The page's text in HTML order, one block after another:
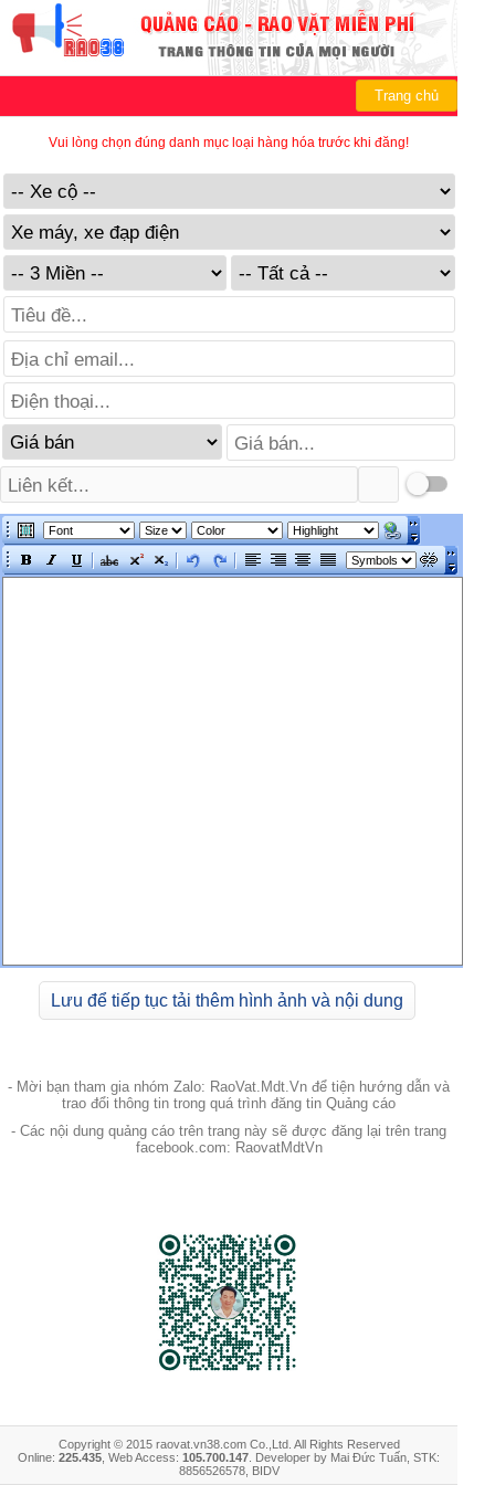
Trang chủ
Vui lòng chọn đúng danh mục loại hàng hóa trước khi đăng!
Lưu để tiếp tục tải thêm hình ảnh và nội dung
- Mời bạn tham gia nhóm Zalo: RaoVat.Mdt.Vn để tiện hướng dẫn và
trao đổi thông tin trong quá trình đăng tin Quảng cáo
- Các nội dung quảng cáo trên trang này sẽ được đăng lại trên trang
facebook.com: RaovatMdtVn
Copyright © 2015 raovat.vn38.com Co.,Ltd. All Rights Reserved
Online: 225.435 , Web Access: 105.700.147 . Developer by Mai Đức Tuấn, STK:
8856526578, BIDV